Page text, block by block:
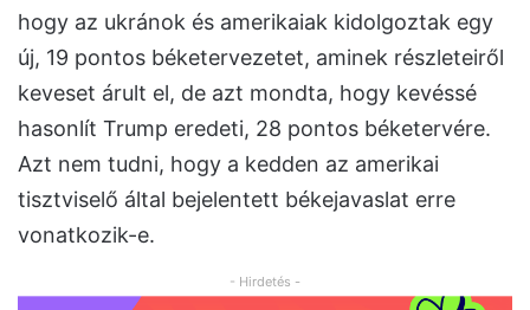
hogy az ukránok és amerikaiak kidolgoztak egy
új, 19 pontos béketervezetet, aminek részleteiről
keveset árult el, de azt mondta, hogy kevéssé
hasonlít Trump eredeti, 28 pontos béketervére.
Azt nem tudni, hogy a kedden az amerikai
tisztviselő által bejelentett békejavaslat erre
vonatkozik-e.
- Hirdetés -